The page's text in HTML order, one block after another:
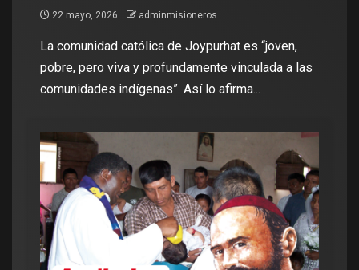
22 mayo, 2026 adminmisioneros
La comunidad católica de Joypurhat es “joven,
pobre, pero viva y profundamente vinculada a las
comunidades indígenas”. Así lo afirma...